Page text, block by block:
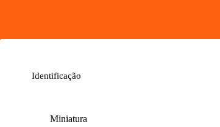
Identificação
Miniatura